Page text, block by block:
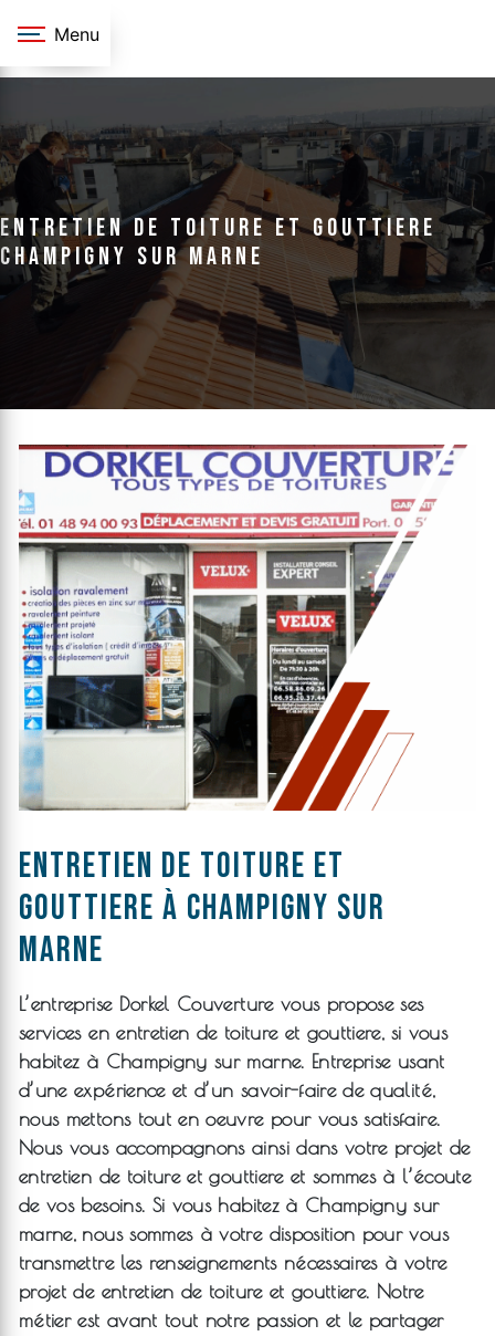
Menu
entretien de toiture et gouttiere
Champigny sur marne
entretien de toiture et
gouttiere à Champigny sur
marne
L’entreprise Dorkel Couverturevous propose ses
services enentretien de toiture et gouttiere, si vous
habitez à Champigny sur marne. Entreprise usant
d’une expérience et d’un savoir-faire de qualité,
nous mettons tout en oeuvre pour vous satisfaire.
Nous vous accompagnons ainsi dans votre projet de
entretien de toiture et gouttiereet sommes à l’écoute
de vos besoins. Si vous habitez à Champigny sur
marne, nous sommes à votre disposition pour vous
transmettre les renseignements nécessaires à votre
projet de entretien de toiture et gouttiere. Notre
métier est avant tout notre passion et le partager